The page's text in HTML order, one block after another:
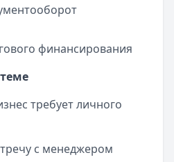
финансирования
требует личного
с менеджером